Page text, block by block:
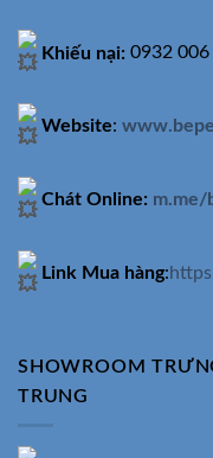
Khiếu nại: 0932 006
Website:
Chát Online: m.me/
Link Mua hàng:
SHOWROOM
TRUNG